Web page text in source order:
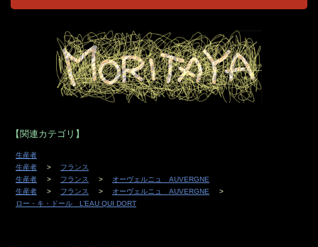
【関連カテゴリ】
生産者
生産者
フランス
生産者
フランス
オーヴェルニュ AUVERGNE
生産者
フランス
オーヴェルニュ AUVERGNE
ロー・キ・ドール L’EAU QUI DORT